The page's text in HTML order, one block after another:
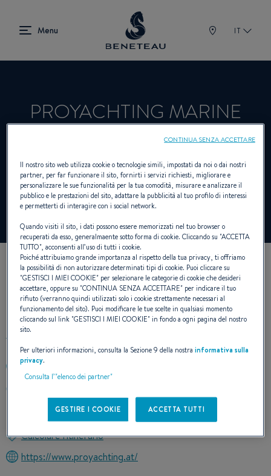
IT
PROYACHTING MARINE
HANDELS GMBH
Rivenditori Fuoribordo per BENETEAU
I NOSTRI DETTAGLI DI
CONTATTO
+43262281504
2700 WIENER NEUTSTADT
Calcolare l'itinerario
https://www.proyachting.at/
Il nostro sito web utilizza cookie o tecnologie simili, impostati da noi o dai nostri
partner, per far funzionare il sito, fornirti i servizi richiesti, migliorare e
personalizzare le sue funzionalità per la tua comodità, misurare e analizzare il
pubblico e le prestazioni del sito, adattare la pubblicità al tuo profilo di interessi
e permetterti di interagire con i social network.
Quando visiti il sito, i dati possono essere memorizzati nel tuo browser o
recuperati da esso, generalmaente sotto forma di cookie. Cliccando su "ACCETTA
TUTTO", acconsenti all’uso di tutti i cookie.
Poiché attribuiamo grande importanza al rispetto della tua privacy, ti offriamo
la possibilità di non autorizzare determinati tipi di cookie. Puoi cliccare su
"GESTISCI I MIEI COOKIE" per selezionare le categorie di cookie che desideri
accettare, oppure su "CONTINUA SENZA ACCETTARE" per indicare il tuo
rifiuto (verranno quindi utilizzati solo i cookie strettamente necessari al
funzionamento del sito). Puoi modificare le tue scelte in qualsiasi momento
cliccando sul link "GESTISCI I MIEI COOKIE" in fondo a ogni pagina del nostro
sito.
Per ulteriori informazioni, consulta la Sezione 9 della nostrainformativa sulla
privacy.
Consulta l’"elenco dei partner"
GESTIRE I COOKIE ACCETTA TUTTI
CONTINUA SENZA ACCETTARE